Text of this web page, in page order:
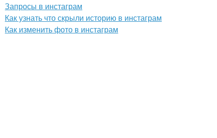
Запросы в инстаграм
Как узнать что скрыли историю в инстаграм
Как изменить фото в инстаграм